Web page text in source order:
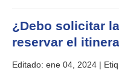
¿Debo solicitar
reservar el
Editado: ene 04, 2024 |